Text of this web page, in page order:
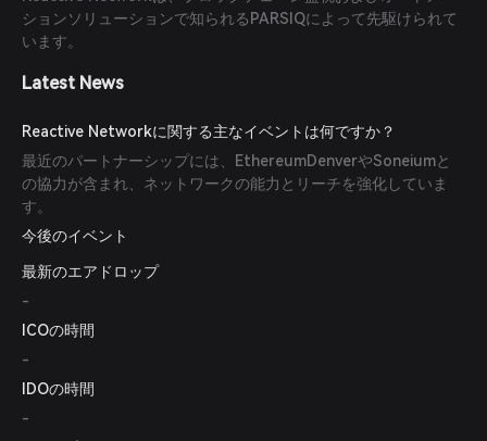
ションソリューションで知られるPARSIQによって先駆けられて
います。
Latest News
Reactive Networkに関する主なイベントは何ですか？
最近のパートナーシップには、EthereumDenverやSoneiumと
の協力が含まれ、ネットワークの能力とリーチを強化していま
す。
今後のイベント
最新のエアドロップ
-
ICOの時間
-
IDOの時間
-